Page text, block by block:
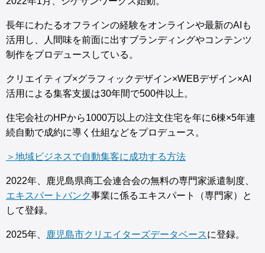
長年にわたるオフラインの経験をオンラインや最新のAIも
活用し、人間味を前面に出すブランディングやコンテンツ
制作をプロデュースしている。
クリエイティブ×グラフィックデザイン×WEBデザイン×AI
活用による集客支援は30年間で500件以上。
住宅会社のHPから1000万以上の注文住宅を年に6棟×5年連
続自動で成約に導く仕組などをプロデュース。
＞地域ビジネスで自動集客に成功する方法
2022年、鹿児島県商工会連合会の無料の専門家派遣制度、
エキスパートバンク事業に係るエキスパート（専門家）と
して登録。
2025年、 鹿児島市クリエイターズデータベースに登録。